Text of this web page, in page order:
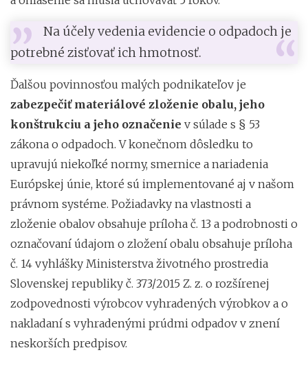
Na účely vedenia evidencie o odpadoch je
potrebné zisťovať ich hmotnosť.
Ďalšou povinnosťou malých podnikateľov je
zabezpečiť materiálové zloženie obalu, jeho
konštrukciu a jeho označenie v súlade s § 53
zákona o odpadoch. V konečnom dôsledku to
upravujú niekoľké normy, smernice a nariadenia
Európskej únie, ktoré sú implementované aj v našom
právnom systéme. Požiadavky na vlastnosti a
zloženie obalov obsahuje príloha č. 13 a podrobnosti o
označovaní údajom o zložení obalu obsahuje príloha
č. 14 vyhlášky Ministerstva životného prostredia
Slovenskej republiky č. 373/2015 Z. z. o rozšírenej
zodpovednosti výrobcov vyhradených výrobkov a o
nakladaní s vyhradenými prúdmi odpadov v znení
neskorších predpisov.